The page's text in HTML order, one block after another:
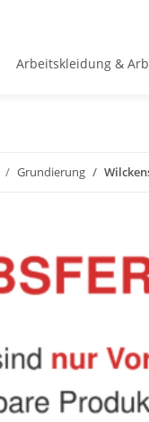
Arbeitskleidung &
Grundierung